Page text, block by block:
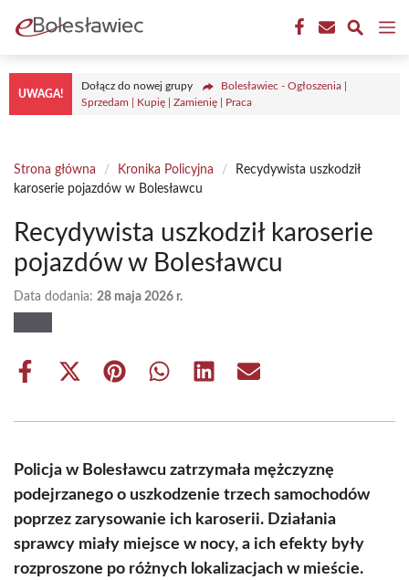
treści
UWAGA!
Dołącz do nowej grupy
Bolesławiec - Ogłoszenia |
Sprzedam | Kupię | Zamienię | Praca
Strona główna / Kronika Policyjna /
Recydywista uszkodził
karoserie pojazdów w Bolesławcu
Recydywista uszkodził karoserie
pojazdów w Bolesławcu
Data dodania: 28 maja 2026 r.
Share
Share
(Twitter)
Share Share Share Share
Policja w Bolesławcu zatrzymała mężczyznę
podejrzanego o uszkodzenie trzech samochodów
poprzez zarysowanie ich karoserii. Działania
sprawcy miały miejsce w nocy, a ich efekty były
rozproszone po różnych lokalizacjach w mieście.